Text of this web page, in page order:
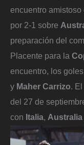
encuentro
por 2-1 sobre
preparación del
Placente para la
encuentro, los
y Maher Carrizo.
del 27 de
con Italia, Australia